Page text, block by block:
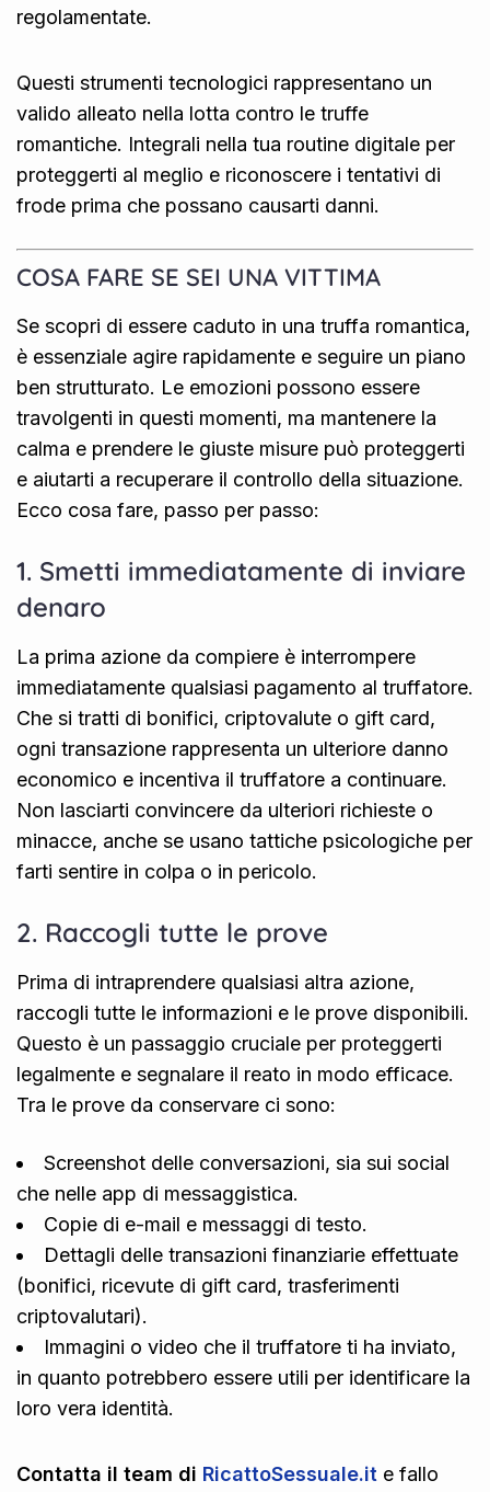
regolamentate.
Questi strumenti tecnologici rappresentano un
valido alleato nella lotta contro le truffe
romantiche. Integrali nella tua routine digitale per
proteggerti al meglio e riconoscere i tentativi di
frode prima che possano causarti danni.
COSA FARE SE SEI UNA VITTIMA
Se scopri di essere caduto in una truffa romantica,
è essenziale agire rapidamente e seguire un piano
ben strutturato. Le emozioni possono essere
travolgenti in questi momenti, ma mantenere la
calma e prendere le giuste misure può proteggerti
e aiutarti a recuperare il controllo della situazione.
Ecco cosa fare, passo per passo:
1. Smetti immediatamente di inviare
denaro
La prima azione da compiere è interrompere
immediatamente qualsiasi pagamento al truffatore.
Che si tratti di bonifici, criptovalute o gift card,
ogni transazione rappresenta un ulteriore danno
economico e incentiva il truffatore a continuare.
Non lasciarti convincere da ulteriori richieste o
minacce, anche se usano tattiche psicologiche per
farti sentire in colpa o in pericolo.
2. Raccogli tutte le prove
Prima di intraprendere qualsiasi altra azione,
raccogli tutte le informazioni e le prove disponibili.
Questo è un passaggio cruciale per proteggerti
legalmente e segnalare il reato in modo efficace.
Tra le prove da conservare ci sono:
Screenshot delle conversazioni, sia sui social
che nelle app di messaggistica.
Copie di e-mail e messaggi di testo.
Dettagli delle transazioni finanziarie effettuate
(bonifici, ricevute di gift card, trasferimenti
criptovalutari).
Immagini o video che il truffatore ti ha inviato,
in quanto potrebbero essere utili per identificare la
loro vera identità.
Contatta il team di RicattoSessuale.it e fallo